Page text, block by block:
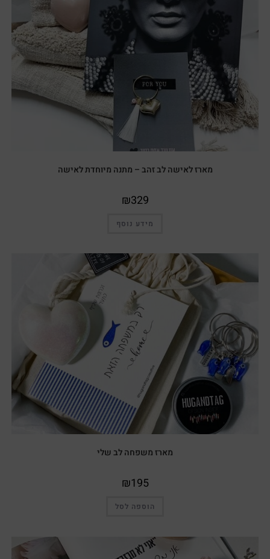
מארז לאישה לב זהב – מתנה מיוחדת לאישה
₪329
מידע נוסף
מארז משפחה לב שלי
₪195
הוספה לסל